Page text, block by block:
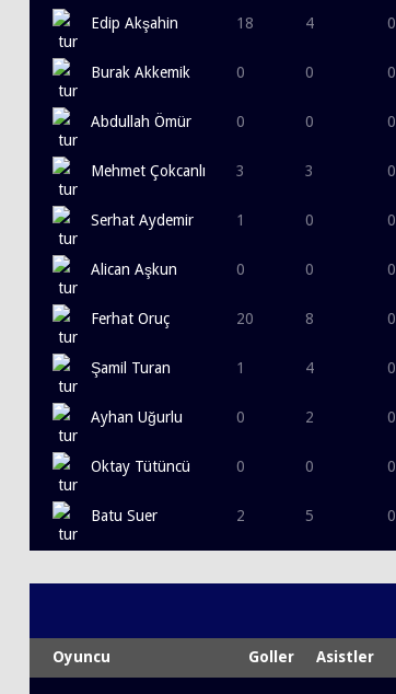
Edip Akşahin 18 4 0
Burak Akkemik 0 0 0
Abdullah Ömür 0 0 0
Mehmet Çokcanlı 3 3 0
Serhat Aydemir 1 0 0
Alican Aşkun 0 0 0
Ferhat Oruç 20 8 0
Şamil Turan 1 4 0
Ayhan Uğurlu 0 2 0
Oktay Tütüncü 0 0 0
Batu Suer 2 5 0
Oyuncu Goller Asistler